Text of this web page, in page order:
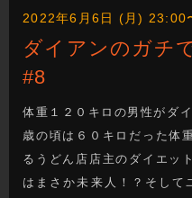
2022年6月6日 (月) 23:00
ダイアンのガチ
#8
体重１２０キロの男性がダ
歳の頃は６０キロだった体
るうどん店店主のダイエッ
はまさか未来人！？そし